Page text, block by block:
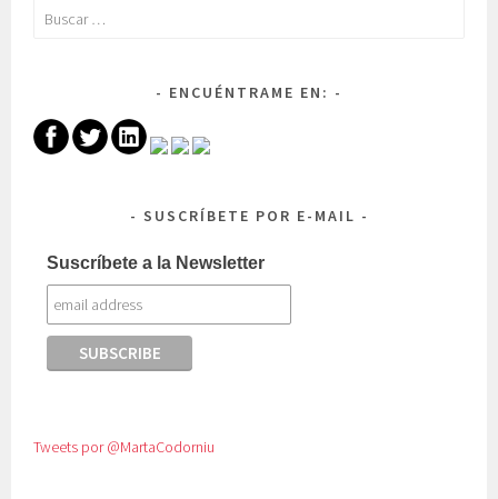
Buscar:
ENCUÉNTRAME EN:
SUSCRÍBETE POR E-MAIL
Suscríbete a la Newsletter
Tweets por @MartaCodorniu